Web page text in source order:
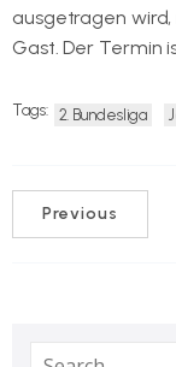
ausgetragen
Gast. Der Termin
Tags: 2. Bundesliga
Previous